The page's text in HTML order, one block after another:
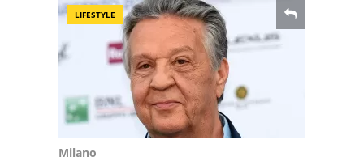
LIFESTYLE
Milano